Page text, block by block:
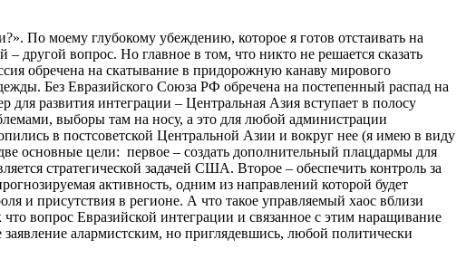
По моему глубокому убеждению, которое я готов отстаивать на
другой вопрос. Но главное в том, что никто не решается сказать
обречена на скатывание в придорожную канаву мирового
Без Евразийского Союза РФ обречена на постепенный распад на
развития интеграции – Центральная Азия вступает в полосу
выборы там на носу, а это для любой администрации
в постсоветской Центральной Азии и вокруг нее (я имею в виду
основные цели: первое – создать дополнительный плацдармы для
стратегической задачей США. Второе – обеспечить контроль за
активность, одним из направлений которой будет
и присутствия в регионе. А что такое управляемый хаос вблизи
вопрос Евразийской интеграции и связанное с этим наращивание
алармистским, но приглядевшись, любой политически